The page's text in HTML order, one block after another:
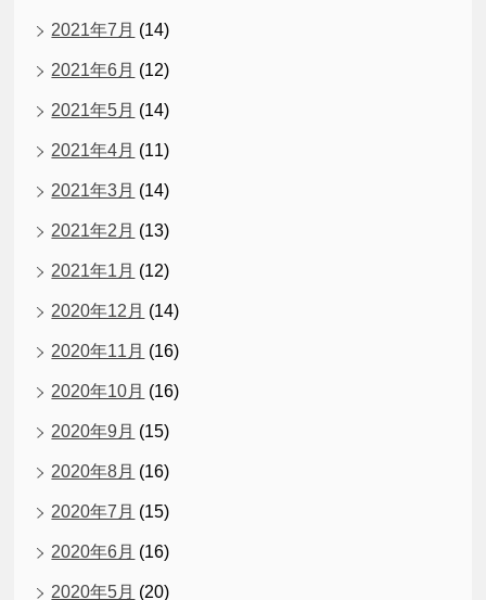
2021年7月 (14)
2021年6月 (12)
2021年5月 (14)
2021年4月 (11)
2021年3月 (14)
2021年2月 (13)
2021年1月 (12)
2020年12月 (14)
2020年11月 (16)
2020年10月 (16)
2020年9月 (15)
2020年8月 (16)
2020年7月 (15)
2020年6月 (16)
2020年5月 (20)